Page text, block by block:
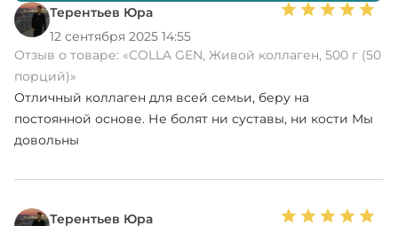
Терентьев Юра
12 сентября 2025 14:55
Отзыв о товаре: «COLLA GEN, Живой коллаген, 500 г (50
порций)»
Отличный коллаген для всей семьи, беру на
постоянной основе. Не болят ни суставы, ни кости Мы
довольны
Терентьев Юра